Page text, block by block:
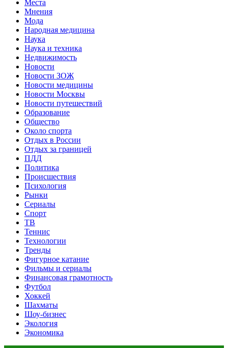
Места
Мнения
Мода
Народная медицина
Наука
Наука и техника
Недвижимость
Новости
Новости ЗОЖ
Новости медицины
Новости Москвы
Новости путешествий
Образование
Общество
Около спорта
Отдых в России
Отдых за границей
ПДД
Политика
Происшествия
Психология
Рынки
Сериалы
Спорт
ТВ
Теннис
Технологии
Тренды
Фигурное катание
Фильмы и сериалы
Финансовая грамотность
Футбол
Хоккей
Шахматы
Шоу-бизнес
Экология
Экономика